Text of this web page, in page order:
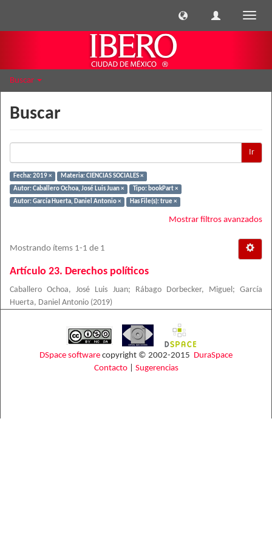
Buscar
Buscar
Ir
Fecha: 2019 ×
Materia: CIENCIAS SOCIALES ×
Autor: Caballero Ochoa, José Luis Juan ×
Tipo: bookPart ×
Autor: García Huerta, Daniel Antonio ×
Has File(s): true ×
Mostrar filtros avanzados
Mostrando ítems 1-1 de 1
Artículo 23. Derechos políticos
Caballero Ochoa, José Luis Juan; Rábago Dorbecker, Miguel ; García
Huerta, Daniel Antonio (2019)
DSpace software copyright © 2002-2015 DuraSpace
Contacto| Sugerencias